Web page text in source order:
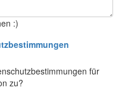
:)
für
zu?